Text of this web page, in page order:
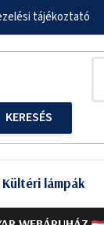
tájékoztató
Kültéri lámpák